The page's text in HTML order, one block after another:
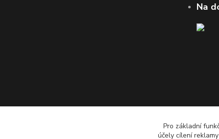
Na
Pro základní
účely cílení